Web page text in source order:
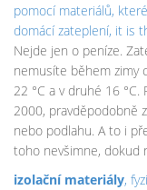
pomocí materiálů,
domácí zateplení, it is
Nejde jen o peníze.
nemusíte během zimy
22 °C a v druhé 16
2000, pravděpodobně
nebo podlahu. A to i
toho nevšimne, dokud
izolační materiály,